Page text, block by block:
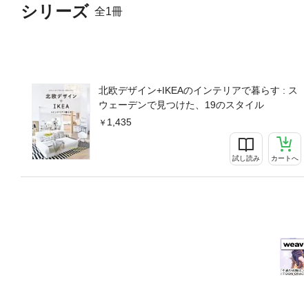
シリーズ 全1冊
北欧デザイン+IKEAのインテリアで暮らす : ス
ウェーデンで見つけた、19のスタイル
1,435
試し読み カートへ